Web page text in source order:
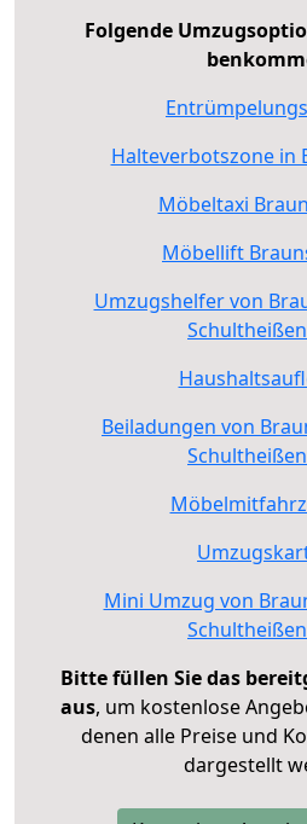
Folgende
Halteverbotszone in
Möbeltaxi
Möbellift
Umzugshelfer von
Beiladungen von
Mini Umzug von
Bitte füllen Sie das
aus, um kostenlose
denen alle Preise und
dargestellt